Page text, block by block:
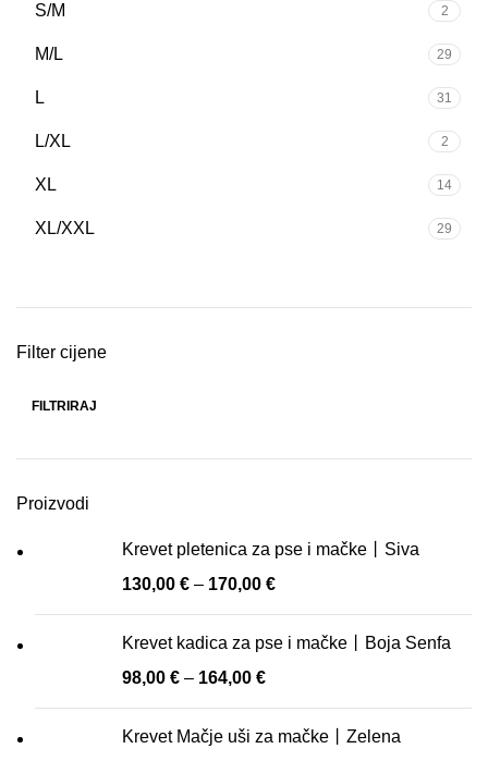
S/M 2
M/L 29
L 31
L/XL 2
XL 14
XL/XXL 29
Filter cijene
FILTRIRAJ
Proizvodi
Krevet pletenica za pse i mačke丨Siva
130,00 € – 170,00 €
Krevet kadica za pse i mačke丨Boja Senfa
98,00 € – 164,00 €
Krevet Mačje uši za mačke丨Zelena